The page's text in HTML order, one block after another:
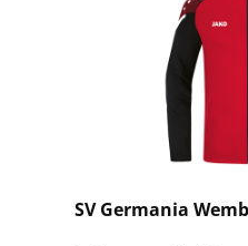
SV Germania